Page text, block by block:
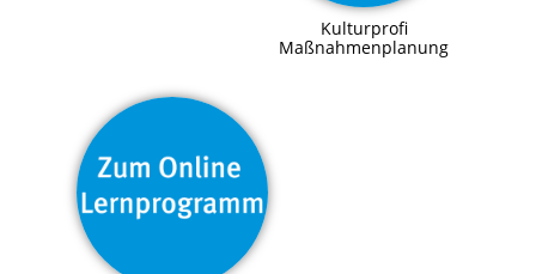
Kulturprofi
Maßnahmenplanung